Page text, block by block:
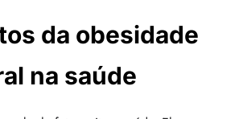
da obesidade
na saúde